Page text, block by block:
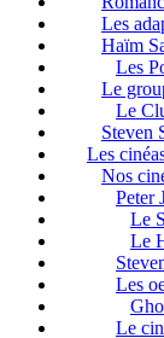
Les
Haïm
Les
Le
Le
Steven
Les
Nos
Peter
Le
Le
Les
Le